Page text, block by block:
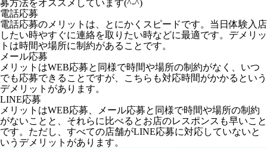
募方法をオススメしています(^-^)
電話応募
電話応募のメリットは、とにかくスピードです。当日体験入店
したい時やすぐに連絡を取りたい時などに最適です。デメリッ
トは時間や場所に制約があることです。
メール応募
メリットはWEB応募と同様で時間や場所の制約がなく、いつ
でも応募できることですが、こちらも対応時間がかかるという
デメリットがあります。
LINE応募
メリットはWEB応募、メール応募と同様で時間や場所の制約
がないことと、それらに比べるとお店のレスポンスも早いこと
です。ただし、すべての店舗がLINE応募に対応していないと
いうデメリットがあります。